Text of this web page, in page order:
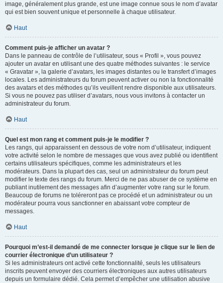
image, généralement plus grande, est une image connue sous le nom d’avatar
qui est bien souvent unique et personnelle à chaque utilisateur.
Haut
Comment puis-je afficher un avatar ?
Dans le panneau de contrôle de l’utilisateur, sous « Profil », vous pouvez
ajouter un avatar en utilisant une des quatre méthodes suivantes : le service
« Gravatar », la galerie d’avatars, les images distantes ou le transfert d’images
locales. Les administrateurs du forum peuvent activer ou non la fonctionnalité
des avatars et des méthodes qu’ils veuillent rendre disponible aux utilisateurs.
Si vous ne pouvez pas utiliser d’avatars, nous vous invitons à contacter un
administrateur du forum.
Haut
Quel est mon rang et comment puis-je le modifier ?
Les rangs, qui apparaissent en dessous de votre nom d’utilisateur, indiquent
votre activité selon le nombre de messages que vous avez publié ou identifient
certains utilisateurs spécifiques, comme les administrateurs et les
modérateurs. Dans la plupart des cas, seul un administrateur du forum peut
modifier le texte des rangs du forum. Merci de ne pas abuser de ce système en
publiant inutilement des messages afin d’augmenter votre rang sur le forum.
Beaucoup de forums ne toléreront pas ce procédé et un administrateur ou un
modérateur pourra vous sanctionner en abaissant votre compteur de
messages.
Haut
Pourquoi m’est-il demandé de me connecter lorsque je clique sur le lien de
courrier électronique d’un utilisateur ?
Si les administrateurs ont activé cette fonctionnalité, seuls les utilisateurs
inscrits peuvent envoyer des courriers électroniques aux autres utilisateurs
depuis un formulaire dédié. Cela permet d’empêcher une utilisation abusive